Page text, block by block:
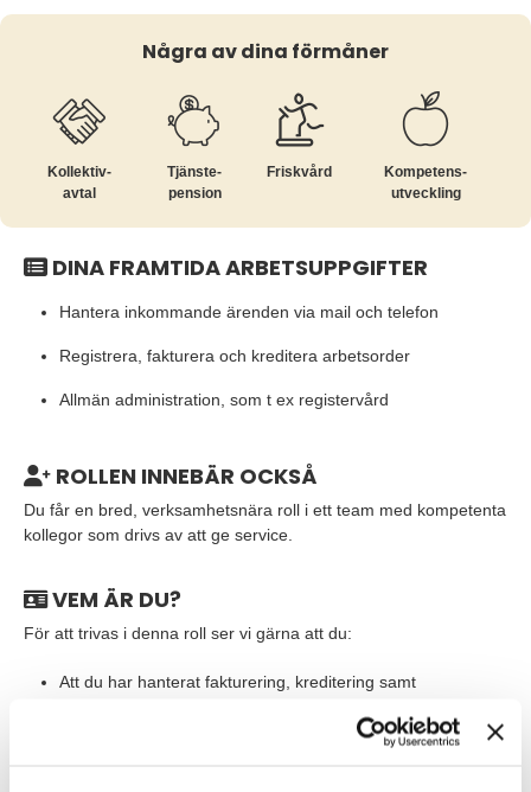
Några av dina förmåner
Kollektiv­
avtal
Tjänste­
pension
Friskvård
Kompetens­
utveckling
DINA FRAMTIDA ARBETSUPPGIFTER
Hantera inkommande ärenden via mail och telefon
Registrera, fakturera och kreditera arbetsorder
Allmän administration, som t ex registervård
ROLLEN INNEBÄR OCKSÅ
Du får en bred, verksamhetsnära roll i ett team med kompetenta
kollegor som drivs av att ge service.
VEM ÄR DU?
För att trivas i denna roll ser vi gärna att du:
Att du har hanterat fakturering, kreditering samt